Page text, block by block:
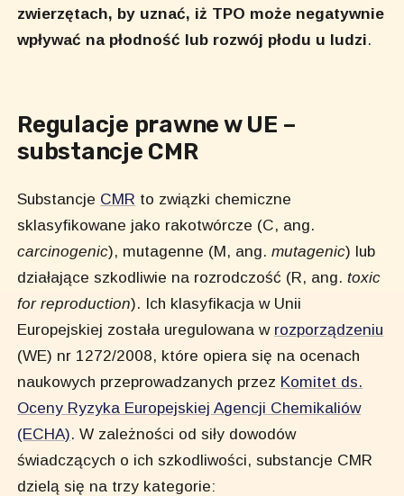
zwierzętach, by uznać, iż TPO może negatywnie
wpływać na płodność lub rozwój płodu u ludzi.
Regulacje prawne w UE –
substancje CMR
Substancje CMR to związki chemiczne
sklasyfikowane jako rakotwórcze (C, ang.
carcinogenic), mutagenne (M, ang.mutagenic) lub
działające szkodliwie na rozrodczość (R, ang.toxic
for reproduction). Ich klasyfikacja w Unii
Europejskiej została uregulowana w rozporządzeniu
(WE) nr 1272/2008, które opiera się na ocenach
naukowych przeprowadzanych przez Komitet ds.
Oceny Ryzyka Europejskiej Agencji Chemikaliów
(ECHA). W zależności od siły dowodów
świadczących o ich szkodliwości, substancje CMR
dzielą się na trzy kategorie: